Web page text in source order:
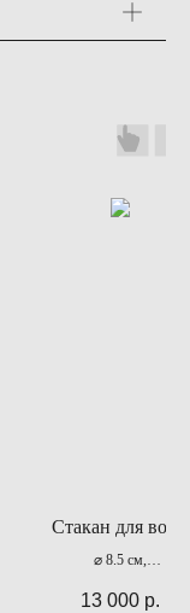
Стакан для воды
⌀ 8.5 см,
13 000 р.